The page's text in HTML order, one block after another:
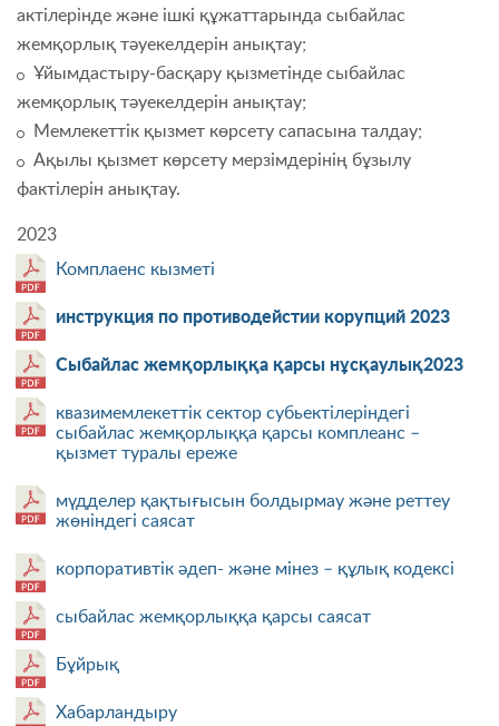
актілерінде және ішкі құжаттарында сыбайлас
жемқорлық тәуекелдерін анықтау;
Ұйымдастыру-басқару қызметінде сыбайлас
жемқорлық тәуекелдерін анықтау;
Мемлекеттік қызмет көрсету сапасына талдау;
Ақылы қызмет көрсету мерзімдерінің бұзылу
фактілерін анықтау.
2023
Комплаенс кызметi
инструкция по противодейстии корупций 2023
Сыбайлас жемқорлыққа қарсы нұсқаулық2023
квазимемлекеттік сектор субьектілеріндегі
сыбайлас жемқорлыққа қарсы комплеанс –
қызмет туралы ереже
мүдделер қақтығысын болдырмау және реттеу
жөніндегі саясат
корпоративтік әдеп- және мінез – құлық кодексі
сыбайлас жемқорлыққа қарсы саясат
Бұйрық
Хабарландыру